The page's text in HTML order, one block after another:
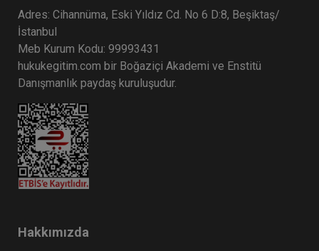
Adres: Cihannüma, Eski Yıldız Cd. No 6 D:8, Beşiktaş/
İstanbul
Meb Kurum Kodu: 99993431
hukukegitim.com bir Boğaziçi Akademi ve Enstitü
Danışmanlık paydaş kuruluşudur.
Hakkımızda